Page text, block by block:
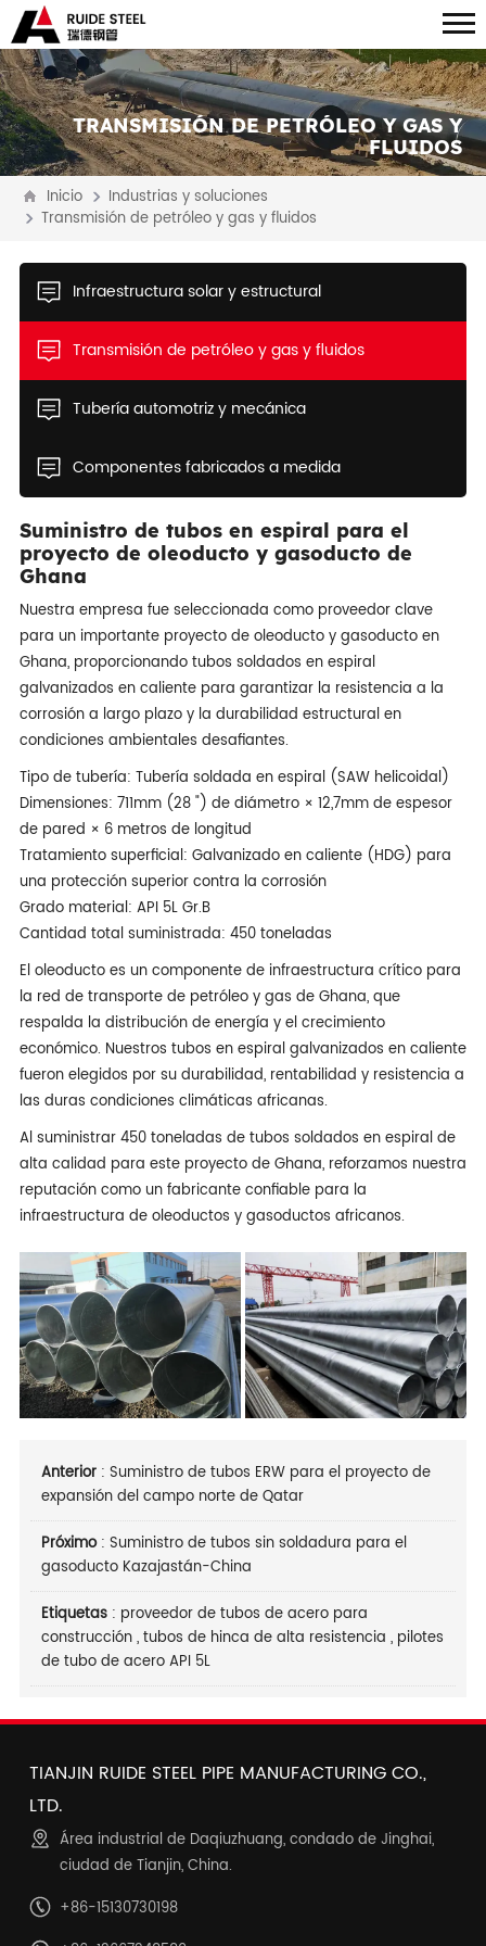
TRANSMISIÓN DE PETRÓLEO Y GAS Y
FLUIDOS
Inicio
Industrias y soluciones
Transmisión de petróleo y gas y fluidos
Infraestructura solar y estructural
Transmisión de petróleo y gas y fluidos
Tubería automotriz y mecánica
Componentes fabricados a medida
Suministro de tubos en espiral para el
proyecto de oleoducto y gasoducto de
Ghana
Nuestra empresa fue seleccionada como proveedor clave
para un importante proyecto de oleoducto y gasoducto en
Ghana, proporcionando tubos soldados en espiral
galvanizados en caliente para garantizar la resistencia a la
corrosión a largo plazo y la durabilidad estructural en
condiciones ambientales desafiantes.
Tipo de tubería: Tubería soldada en espiral (SAW helicoidal)
Dimensiones: 711mm (28 ") de diámetro × 12,7mm de espesor
de pared × 6 metros de longitud
Tratamiento superficial: Galvanizado en caliente (HDG) para
una protección superior contra la corrosión
Grado material: API 5L Gr.B
Cantidad total suministrada: 450 toneladas
El oleoducto es un componente de infraestructura crítico para
la red de transporte de petróleo y gas de Ghana, que
respalda la distribución de energía y el crecimiento
económico. Nuestros tubos en espiral galvanizados en caliente
fueron elegidos por su durabilidad, rentabilidad y resistencia a
las duras condiciones climáticas africanas.
Al suministrar 450 toneladas de tubos soldados en espiral de
alta calidad para este proyecto de Ghana, reforzamos nuestra
reputación como un fabricante confiable para la
infraestructura de oleoductos y gasoductos africanos.
Anterior: Suministro de tubos ERW para el proyecto de
expansión del campo norte de Qatar
Próximo: Suministro de tubos sin soldadura para el
gasoducto Kazajastán-China
Etiquetas: proveedor de tubos de acero para
construcción,tubos de hinca de alta resistencia , pilotes
de tubo de acero API 5L
TIANJIN RUIDE STEEL PIPE MANUFACTURING CO.,
LTD.
Área industrial de Daqiuzhuang, condado de Jinghai,
ciudad de Tianjin, China.
+86-15130730198